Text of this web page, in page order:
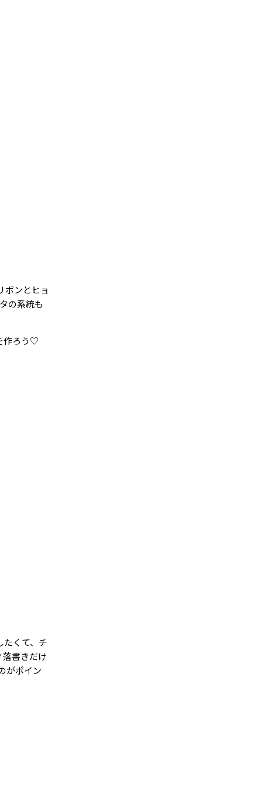
ボンとヒョ
の系統も
作ろう♡
たくて、チ
書きだけ
がポイン